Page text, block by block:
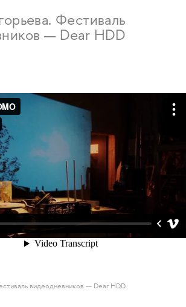
Фестиваль
— Dear HDD
видеодневников — Dear HDD